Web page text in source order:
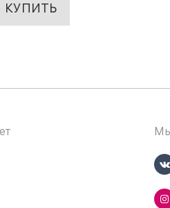
КУПИТЬ